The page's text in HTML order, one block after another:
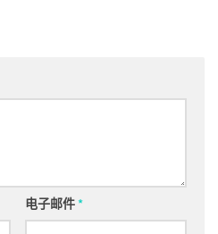
电子邮件*